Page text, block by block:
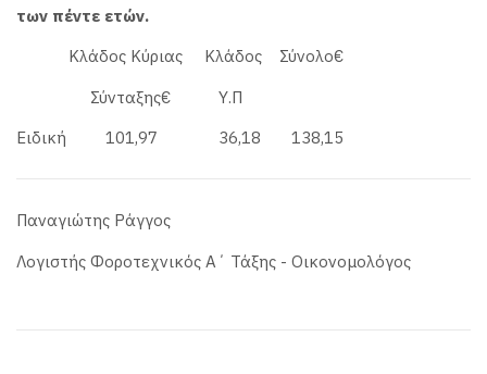
των πέντε ετών.
Κλάδος Κύριας Κλάδος Σύνολο€
Σύνταξης€ Υ.Π
Ειδική 101,97 36,18 138,15
Παναγιώτης Ράγγος
Λογιστής Φοροτεχνικός Α΄ Τάξης - Οικονομολόγος